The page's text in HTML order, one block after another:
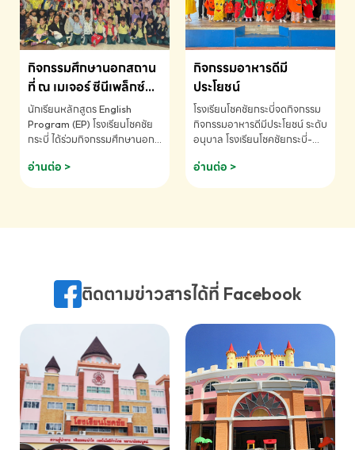
MENTAL ARITHMETIC
COMPETITION 2026 - ถ้วย
รางวัลรองชนะเลิศอันดับที่ 2
Mental Arithmetic
Competition K2 - ถ้วยรางวัล
รองชนะเลิศอันดับที่ 2 Mental
K2(Grop) โรงเรียนโชคชัยกระบี่-
สอบถามข้อมูลเพิ่มเติม โทร.
075-691910
กิจกรรมศึกษานอกสถาน
ที่ ณ เมเจอร์ ซีนีเพล็กซ์
ระดับประถมศึกษา (EP.1-
6)
นักเรียนหลักสูตร English
Program (EP) โรงเรียนโชคชัย
กระบี่ ได้ร่วมกิจกรรมศึกษานอก
ชมภาพยนตร์ Toy Story 5
(Soundtrack)เพื่อเสริมทักษะ
ภาษา ผ่านประสบการณ์การเรียนรู้
075-691910
อ่านต่อ >
กิจกรรมอาหารดีมี
ประโยชน์
โรงเรียนโชคชัยกระบี่จดกิจกรรม
กิจกรรมอาหารดีมีประโยชน์ ระดับ
อนุบาล โรงเรียนโชคชัยกระบี่-
075-691910
อ่านต่อ >
ติดตามข่าวสารได้ที่ Facebook